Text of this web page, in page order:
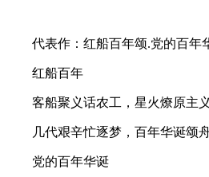
代表作：红船百年颂.党的百年
红船百年
客船聚义话农工，星火燎原主义
几代艰辛忙逐梦，百年华诞颂舟
党的百年华诞